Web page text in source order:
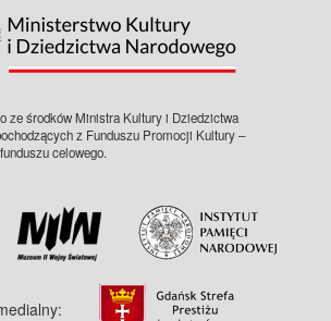
ze środków Ministra Kultury i Dziedzictwa
z Funduszu Promocji Kultury –
celowego.